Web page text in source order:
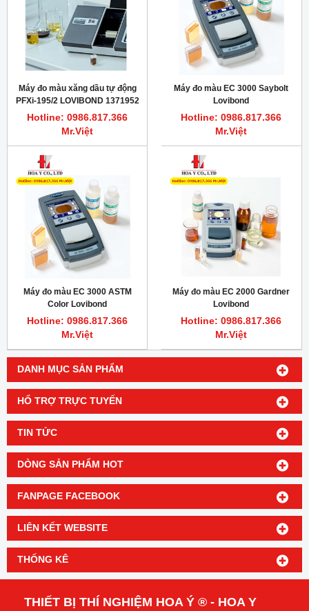
DANH MỤC SẢN PHẨM
HỔ TRỢ TRỰC TUYẾN
TIN TỨC
DÒNG SẢN PHẨM HOT
FANPAGE FACEBOOK
LIÊN KẾT WEBSITE
THỐNG KÊ
Máy đo màu xăng dầu tự động
PFXi-195/2 LOVIBOND 1371952
Hotline: 0986.817.366
Mr.Việt
Máy đo màu EC 3000 Saybolt
Lovibond
Hotline: 0986.817.366
Mr.Việt
Máy đo màu EC 3000 ASTM
Color Lovibond
Hotline: 0986.817.366
Mr.Việt
Máy đo màu EC 2000 Gardner
Lovibond
Hotline: 0986.817.366
Mr.Việt
THIẾT BỊ THÍ NGHIỆM HOA Ý ® - HOA Y